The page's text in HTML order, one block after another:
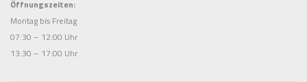
Öffnungszeiten:
Montag bis Freitag
07:30 – 12:00 Uhr
13:30 – 17:00 Uhr